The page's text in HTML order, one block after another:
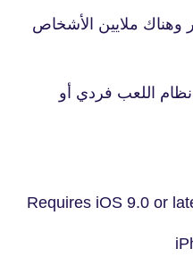
وهناك ملايين الأشخاص
اللعب فردي أو